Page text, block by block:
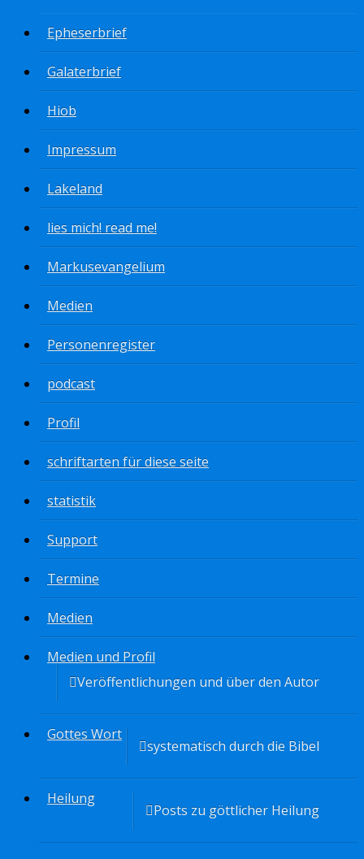
Epheserbrief
Galaterbrief
Hiob
Impressum
Lakeland
lies mich! read me!
Markusevangelium
Medien
Personenregister
podcast
Profil
schriftarten für diese seite
statistik
Support
Termine
Medien
Medien und Profil
Veröffentlichungen und über den Autor
Gottes Wort
systematisch durch die Bibel
Heilung
Posts zu göttlicher Heilung